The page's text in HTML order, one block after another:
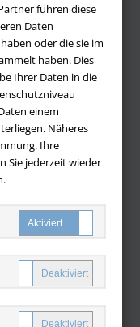
führen diese
Daten
oder die sie im
haben. Dies
Ihrer Daten in die
einem
Näheres
Ihre
Sie jederzeit wieder
häufig gestellte
Verschlüsselung